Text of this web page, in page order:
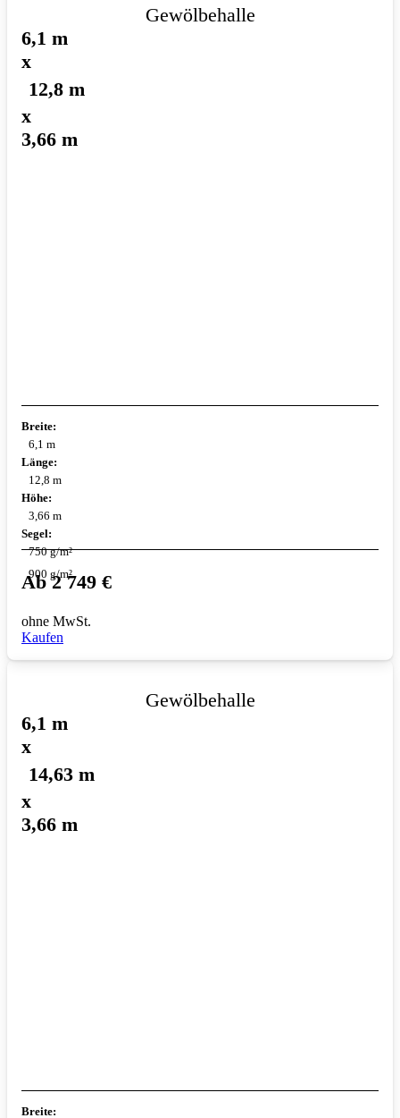
Gewölbehalle
6,1 m
x
12,8 m
x
3,66 m
Breite:
6,1 m
Länge:
12,8 m
Höhe:
3,66 m
Segel:
750 g/m²
900 g/m²
Ab2 749 €
ohne MwSt.
Kaufen
Gewölbehalle
6,1 m
x
14,63 m
x
3,66 m
Breite: